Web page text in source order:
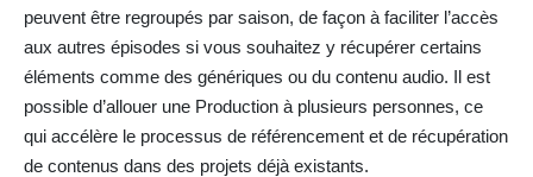
peuvent être regroupés par saison, de façon à faciliter l’accès
aux autres épisodes si vous souhaitez y récupérer certains
éléments comme des génériques ou du contenu audio. Il est
possible d’allouer une Production à plusieurs personnes, ce
qui accélère le processus de référencement et de récupération
de contenus dans des projets déjà existants.